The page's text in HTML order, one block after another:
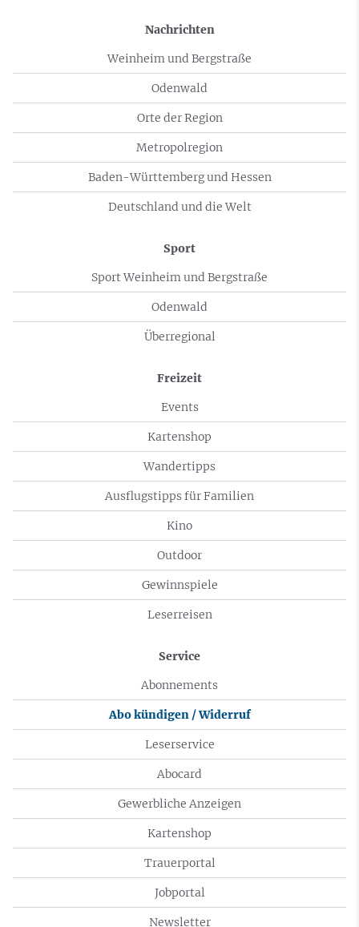
Nachrichten
Weinheim und Bergstraße
Odenwald
Orte der Region
Metropolregion
Baden-Württemberg und Hessen
Deutschland und die Welt
Sport
Sport Weinheim und Bergstraße
Odenwald
Überregional
Freizeit
Events
Kartenshop
Wandertipps
Ausflugstipps für Familien
Kino
Outdoor
Gewinnspiele
Leserreisen
Service
Abonnements
Abo kündigen / Widerruf
Leserservice
Abocard
Gewerbliche Anzeigen
Kartenshop
Trauerportal
Jobportal
Newsletter